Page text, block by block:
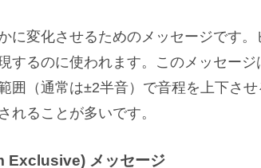
に変化させるためのメッセージです。
するのに使われます。このメッセー
囲（通常は±2半音）で音程を上下さ
れることが多いです。
Exclusive) メッセージ